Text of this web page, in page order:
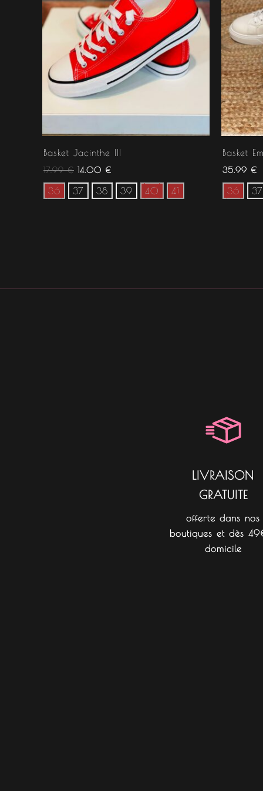
Basket Jacinthe III
17.99€ 14.00 €
36 37 38 39 40 41
Basket
35.99 €
36 37
LIVRAISON
GRATUITE
offerte dans nos
boutiques et dès
domicile